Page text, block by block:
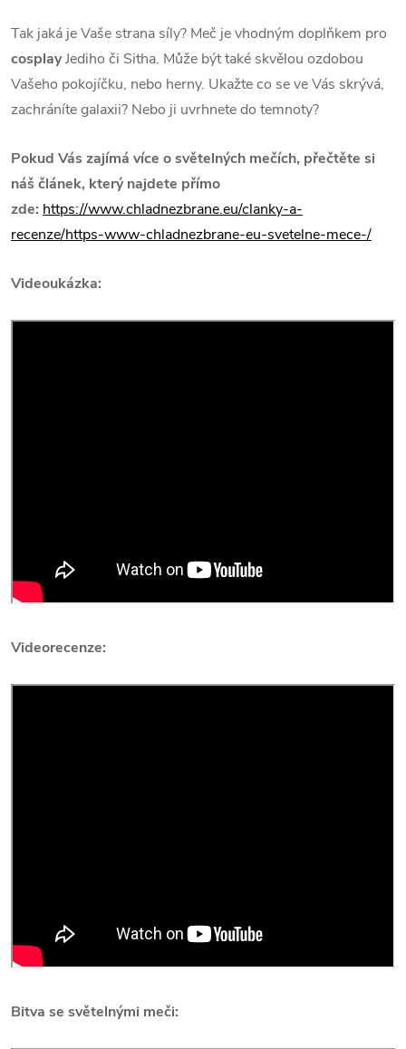
Tak jaká je Vaše strana síly? Meč je vhodným doplňkem pro
cosplayJediho či Sitha. Může být také skvělou ozdobou
Vašeho pokojíčku, nebo herny. Ukažte co se ve Vás skrývá,
zachráníte galaxii? Nebo ji uvrhnete do temnoty?
Pokud Vás zajímá více o světelných mečích, přečtěte si
náš článek, který najdete přímo
zde: https://www.chladnezbrane.eu/clanky-a-
recenze/https-www-chladnezbrane-eu-svetelne-mece-/
Videoukázka:
Videorecenze:
Bitva se světelnými meči: